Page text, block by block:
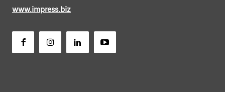
www.impress.biz